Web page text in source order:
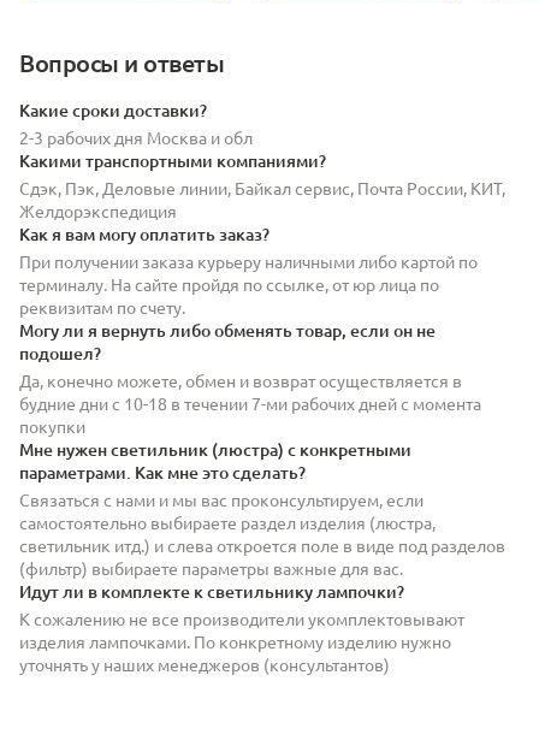
Вопросы и ответы
Какие сроки доставки?
2-3 рабочих дня Москва и обл
Какими транспортными компаниями?
Сдэк, Пэк, Деловые линии, Байкал сервис, Почта России, КИТ,
Желдорэкспедиция
Как я вам могу оплатить заказ?
При получении заказа курьеру наличными либо картой по
терминалу. На сайте пройдя по ссылке, от юр лица по
реквизитам по счету.
Могу ли я вернуть либо обменять товар, если он не
подошел?
Да, конечно можете, обмен и возврат осуществляется в
будние дни с 10-18 в течении 7-ми рабочих дней с момента
покупки
Мне нужен светильник (люстра) с конкретными
параметрами. Как мне это сделать?
Связаться с нами и мы вас проконсультируем, если
самостоятельно выбираете раздел изделия (люстра,
светильник итд.) и слева откроется поле в виде под разделов
(фильтр) выбираете параметры важные для вас.
Идут ли в комплекте к светильнику лампочки?
К сожалению не все производители укомплектовывают
изделия лампочками. По конкретному изделию нужно
уточнять у наших менеджеров (консультантов)